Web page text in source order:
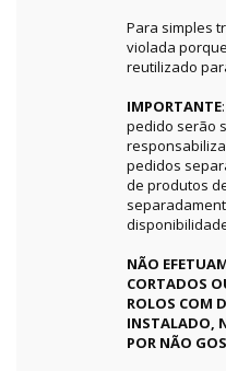
Para simples
violada
reutilizado
IMPORTANTE
pedido serão
pedidos
de produtos
NÃO
CORTADOS
ROLOS COM
INSTALADO,
POR NÃO